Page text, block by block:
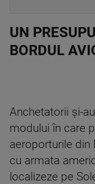
UN
BORDUL
Anchetatorii şi-
modului în care
aeroporturile
cu armata
localizeze pe